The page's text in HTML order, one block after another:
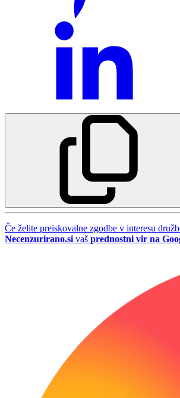
Če želite preiskovalne zgodbe v interesu
Necenzurirano.si vaš prednostni vir na